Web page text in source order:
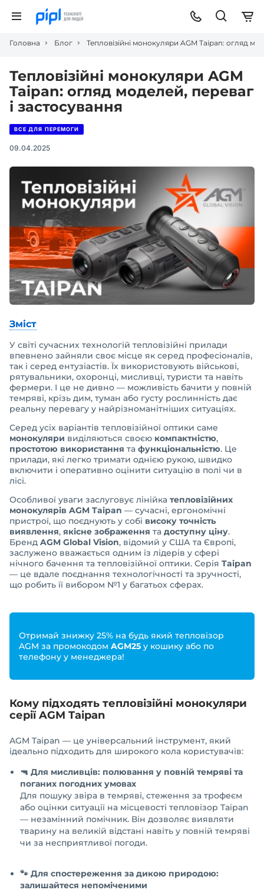
Головна Блог Тепловізійні монокуляри AGM Taipan: огляд
Тепловізійні монокуляри AGM
Taipan: огляд моделей, переваг
і застосування
ВСЕ ДЛЯ ПЕРЕМОГИ
09.04.2025
Зміст
У світі сучасних технологій тепловізійні прилади
впевнено зайняли своє місце як серед професіоналів,
так і серед ентузіастів. Їх використовують військові,
рятувальники, охоронці, мисливці, туристи та навіть
фермери. І це не дивно — можливість бачити у повній
темряві, крізь дим, туман або густу рослинність дає
реальну перевагу у найрізноманітніших ситуаціях.
Серед усіх варіантів тепловізійної оптики саме
монокуляри виділяються своєю компактністю,
простотою використання та функціональністю. Це
прилади, які легко тримати однією рукою, швидко
включити і оперативно оцінити ситуацію в полі чи в
лісі.
Особливої уваги заслуговує лінійка тепловізійних
монокулярів AGM Taipan — сучасні, ергономічні
пристрої, що поєднують у собі високу точність
виявлення, якісне зображення та доступну ціну.
Бренд AGM Global Vision, відомий у США та Європі,
заслужено вважається одним із лідерів у сфері
нічного бачення та тепловізійної оптики. Серія Taipan
— це вдале поєднання технологічності та зручності,
що робить її вибором №1 у багатьох сферах.
Отримай знижку 25% на будь який тепловізор
AGM за промокодом AGM25 у кошику або по
телефону у менеджера!
Кому підходять тепловізійні монокуляри
серії AGM Taipan
AGM Taipan — це універсальний інструмент, який
ідеально підходить для широкого кола користувачів:
🔫 Для мисливців: полювання у повній темряві та
поганих погодних умовах
Для пошуку звіра в темряві, стеження за трофеєм
або оцінки ситуації на місцевості тепловізор Taipan
— незамінний помічник. Він дозволяє виявляти
тварину на великій відстані навіть у повній темряві
чи за несприятливої погоди.
🐾 Для спостереження за дикою природою:
залишайтеся непоміченими